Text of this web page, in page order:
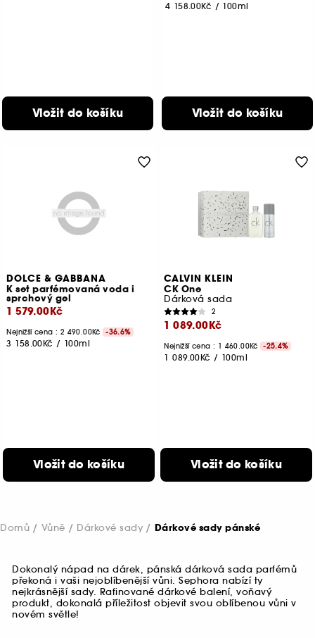
Vložit do košíku
4 158.00Kč / 100ml
Vložit do košíku
DOLCE & GABBANA
K set parfémovaná voda i
sprchový gel
1 579.00Kč
Nejnižší cena : 2 490.00Kč -36.6%
3 158.00Kč / 100ml
Vložit do košíku
CALVIN KLEIN
CK One
Dárková sada
2
1 089.00Kč
Nejnižší cena : 1 460.00Kč -25.4%
1 089.00Kč / 100ml
Vložit do košíku
Domů Vůně Dárkové sady Dárkové sady pánské
Dokonalý nápad na dárek, pánská dárková sada parfémů
překoná i vaši nejoblíbenější vůni. Sephora nabízí ty
nejkrásnější sady. Rafinované dárkové balení, voňavý
produkt, dokonalá příležitost objevit svou oblíbenou vůni v
novém světle!